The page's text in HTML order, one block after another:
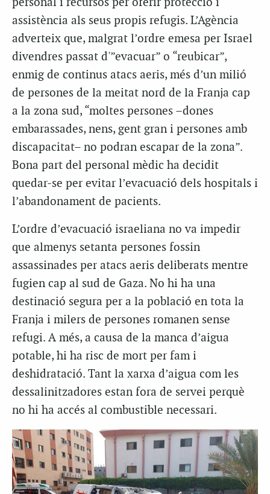
personal i recursos per oferir protecció i
assistència als seus propis refugis. L’Agència
adverteix que, malgrat l’ordre emesa per Israel
divendres passat d'”evacuar” o “reubicar”,
enmig de continus atacs aeris, més d’un milió
de persones de la meitat nord de la Franja cap
a la zona sud, “moltes persones –dones
embarassades, nens, gent gran i persones amb
discapacitat– no podran escapar de la zona”.
Bona part del personal mèdic ha decidit
quedar-se per evitar l’evacuació dels hospitals i
l’abandonament de pacients.
L’ordre d’evacuació israeliana no va impedir
que almenys setanta persones fossin
assassinades per atacs aeris deliberats mentre
fugien cap al sud de Gaza. No hi ha una
destinació segura per a la població en tota la
Franja i milers de persones romanen sense
refugi. A més, a causa de la manca d’aigua
potable, hi ha risc de mort per fam i
deshidratació. Tant la xarxa d’aigua com les
dessalinitzadores estan fora de servei perquè
no hi ha accés al combustible necessari.